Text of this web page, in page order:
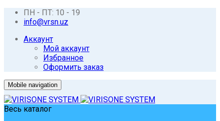
ПН - ПТ: 10 - 19
info@vrsn.uz
Аккаунт
Мой аккаунт
Избранное
Оформить заказ
Mobile navigation
Весь каталог